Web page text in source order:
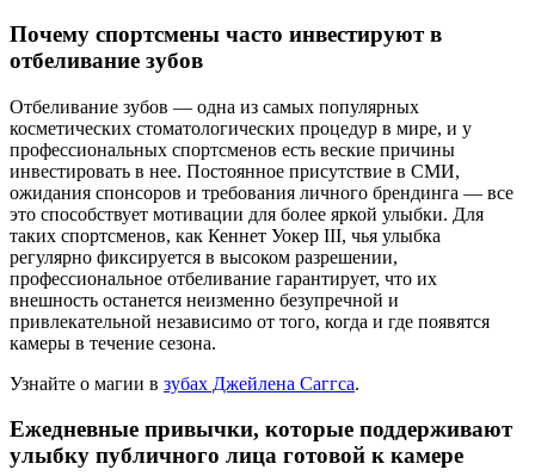
Почему спортсмены часто инвестируют в
отбеливание зубов
Отбеливание зубов — одна из самых популярных
косметических стоматологических процедур в мире, и у
профессиональных спортсменов есть веские причины
инвестировать в нее. Постоянное присутствие в СМИ,
ожидания спонсоров и требования личного брендинга — все
это способствует мотивации для более яркой улыбки. Для
таких спортсменов, как Кеннет Уокер III, чья улыбка
регулярно фиксируется в высоком разрешении,
профессиональное отбеливание гарантирует, что их
внешность останется неизменно безупречной и
привлекательной независимо от того, когда и где появятся
камеры в течение сезона.
Узнайте о магии в зубах Джейлена Саггса.
Ежедневные привычки, которые поддерживают
улыбку публичного лица готовой к камере